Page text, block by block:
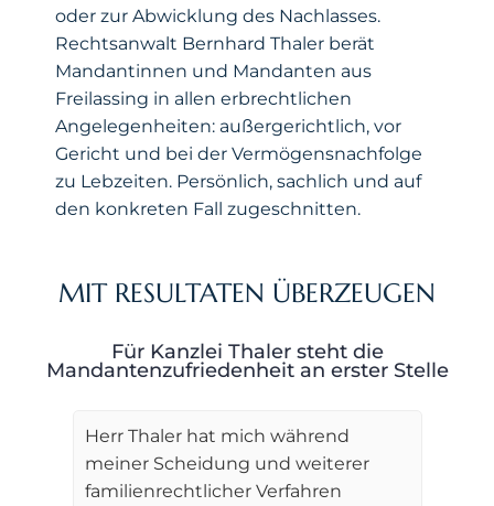
oder zur Abwicklung des Nachlasses.
Rechtsanwalt Bernhard Thaler berät
Mandantinnen und Mandanten aus
Freilassing in allen erbrechtlichen
Angelegenheiten: außergerichtlich, vor
Gericht und bei der Vermögensnachfolge
zu Lebzeiten. Persönlich, sachlich und auf
den konkreten Fall zugeschnitten.
MIT RESULTATEN ÜBERZEUGEN
Für Kanzlei Thaler steht die
Mandantenzufriedenheit an erster Stelle
Herr Thaler hat mich während
meiner Scheidung und weiterer
familienrechtlicher Verfahren